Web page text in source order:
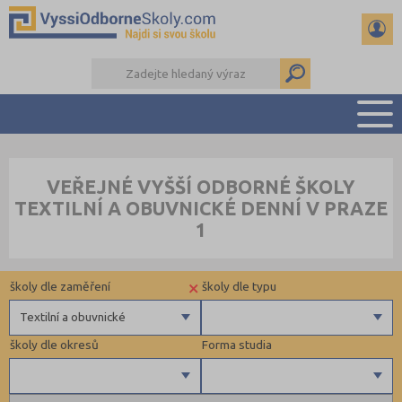
PŘÍPRAVA NA PŘIJÍMAČKY
KALENDÁŘ AKCÍ
DALŠÍ DRUHY ŠKOL
VEŘEJNÉ VYŠŠÍ ODBORNÉ ŠKOLY
TEXTILNÍ A OBUVNICKÉ DENNÍ V PRAZE
1
Forma studia
školy dle okresů
školy dle typu
Krajské
×
Textilní a obuvnické
školy dle zaměření
Zdravotnické